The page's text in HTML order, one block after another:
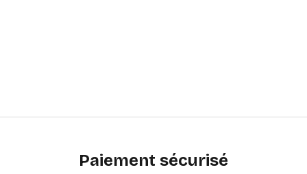
Paiement sécurisé